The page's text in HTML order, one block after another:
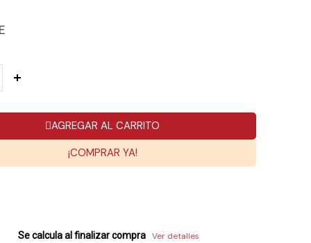
AGREGAR AL CARRITO
¡COMPRAR YA!
Se calcula al finalizar compra Ver detalles